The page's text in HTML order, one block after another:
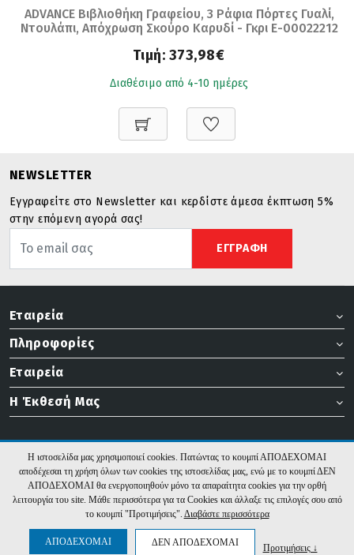
ADVANCE Βιβλιοθήκη Γραφείου, 3 Ράφια Πόρτες Γυαλί,
Ντουλάπι, Απόχρωση Σκούρο Καρυδί - Γκρι Ε-00022212
Τιμή: 373,98€
Διαθέσιμο από 4-10 ημέρες
NEWSLETTER
Εγγραφείτε στο Newsletter και κερδίστε άμεσα έκπτωση 5%
στην επόμενη αγορά σας!
ΕΓΓΡΑΦΗ
Εταιρεία
Πληροφορίες
Εταιρεία
Η Έκθεσή Μας
EKOWOOD - 2026 Υλοποίηση:Hyper Center
Η ιστοσελίδα μας χρησιμοποιεί cookies. Πατώντας το κουμπί ΑΠΟΔΕΧΟΜΑΙ
αποδέχεσαι τη χρήση όλων των cookies της ιστοσελίδας μας, ενώ με το κουμπί ΔΕΝ
ΑΠΟΔΕΧΟΜΑΙ θα ενεργοποιηθούν μόνο τα απαραίτητα cookies για την ορθή
λειτουργία του site. Μάθε περισσότερα για τα Cookies και άλλαξε τις επιλογές σου από
το κουμπί "Προτιμήσεις". Διαβάστε περισσότερα
ΑΠΟΔΕΧΟΜΑΙ ΔΕΝ ΑΠΟΔΕΧΟΜΑΙ Προτιμήσεις ↓